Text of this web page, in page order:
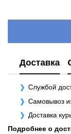
Доставка
Службой
Самовывоз
Доставка
Подробнее о